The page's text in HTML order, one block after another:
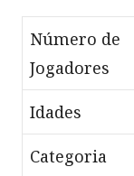
Número de
Jogadores
Idades
Categoria